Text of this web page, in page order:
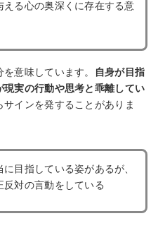
る心の奥深くに存在する意
意味しています。
自身が目指
実の行動や思考と乖離してい
インを発することがありま
目指している姿があるが、
対の言動をしている